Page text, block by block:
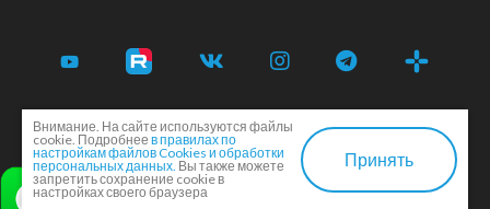
© 2017-2026 Срочная автотехпомощь легковым и
грузовым автомобилям в Москве и Московской области ·
Соглашение сторон ·
Создание и продвижение сайта -Dkarlov.ru
Внимание. На сайте используются файлы
cookie. Подробнее в правилах по
настройкам файлов Cookies и обработки
персональных данных. Вы также можете
запретить сохранение cookie в
настройках своего браузера
Принять